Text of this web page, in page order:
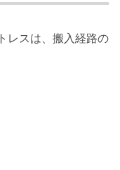
レスは、搬入経路の